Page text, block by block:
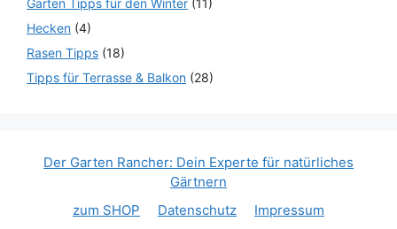
Hecken (4)
Rasen Tipps (18)
Tipps für Terrasse & Balkon (28)
Der Garten Rancher: Dein Experte für natürliches
Gärtnern
zum SHOP
Datenschutz Impressum